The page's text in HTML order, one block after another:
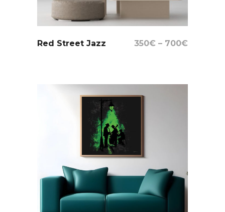
Select Options
Red Street Jazz 350€ – 700€